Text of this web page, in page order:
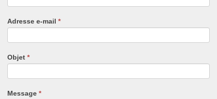
Adresse e-mail *
Objet *
Message *
êtes
humain,
remplissez
ce